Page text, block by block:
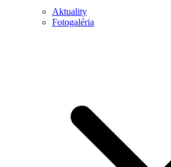
Aktuality
Fotogaléria